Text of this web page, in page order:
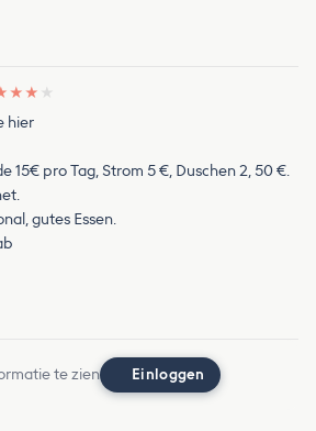
★ ★ ★
hier
15€ pro Tag, Strom 5 €, Duschen 2, 50 €.
gutes Essen.
te zien Einloggen